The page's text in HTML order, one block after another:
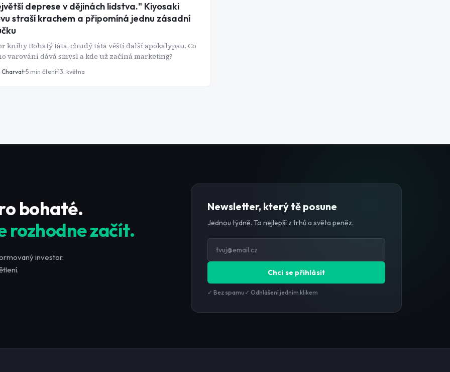
deprese v dějinách lidstva." Kiyosaki
straší krachem a připomíná jednu zásadní
knihy Bohatý táta, chudý táta věští další apokalypsu. Co
varování dává smysl a kde už začíná marketing?
Charvat 5 min čtení 13. května
bohaté.
rozhodne začít.
investor.
Newsletter, který tě posune
Jednou týdně. To nejlepší z trhů a světa peněz.
Chci se přihlásit
✓ Bez spamu ✓ Odhlášení jedním klikem